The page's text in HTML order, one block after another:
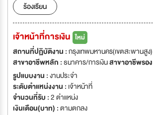
ร้องเรียน
เจ้าหน้าที่การเงิน ใหม่
สถานที่ปฏิบัติงาน :กรุงเทพมหานคร(เขตสะพานสูง)
สาขาอาชีพหลัก :ธนาคาร/การเงินสาขาอาชีพรอ
รูปแบบงาน :งานประจำ
ระดับตำแหน่งงาน : เจ้าหน้าที่
จำนวนที่รับ :2 ตำแหน่ง
เงินเดือน(บาท) :ตามตกลง